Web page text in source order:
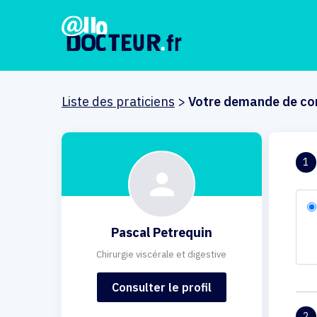
Liste des praticiens > Votre demande de
Pascal Petrequin
Chirurgie viscérale et digestive
Consulter le profil
1